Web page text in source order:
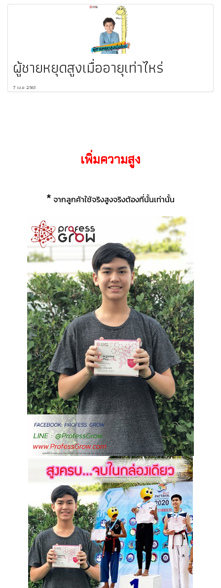
ผู้ชายหยุดสูงเมื่ออายุเท่าไหร่
7 เม.ย 2563
เพิ่มความสูง
* จากลูกค้าใช้จริงสูงจริงต้องที่นั้นเท่านั้น